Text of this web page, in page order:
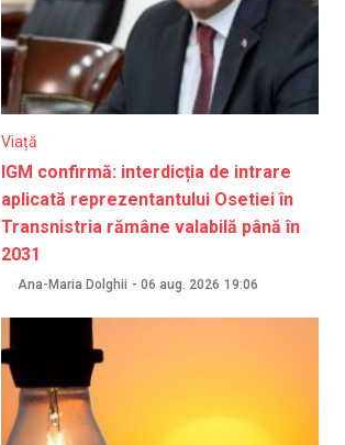
Viață
IGM confirmă: interdicția de intrare
aplicată reprezentantului Osetiei în
Transnistria rămâne valabilă până în
2031
Ana-Maria Dolghii - 06 aug. 2026 19:06